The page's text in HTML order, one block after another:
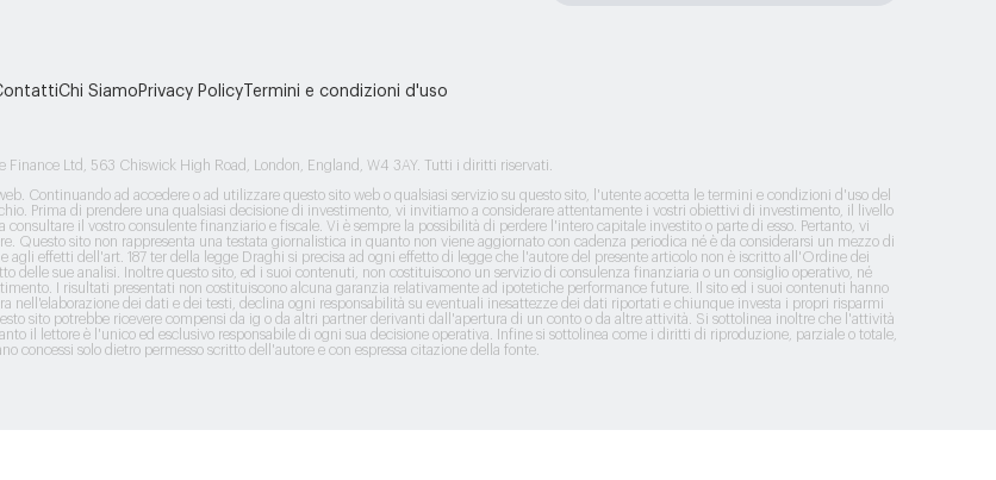
Chi Siamo Privacy PolicyTermini e condizioni d'uso
Finance Ltd, 563 Chiswick High Road, London, England, W4 3AY. Tutti i diritti riservati.
Continuando ad accedere o ad utilizzare questo sito web o qualsiasi servizio su questo sito, l'utente accetta le termini e condizioni d'uso del
Prima di prendere una qualsiasi decisione di investimento, vi invitiamo a considerare attentamente i vostri obiettivi di investimento, il livello
il vostro consulente finanziario e fiscale. Vi è sempre la possibilità di perdere l'intero capitale investito o parte di esso. Pertanto, vi
Questo sito non rappresenta una testata giornalistica in quanto non viene aggiornato con cadenza periodica né è da considerarsi un mezzo di
effetti dell'art. 187 ter della legge Draghi si precisa ad ogni effetto di legge che l'autore del presente articolo non è iscritto all'Ordine dei
delle sue analisi. Inoltre questo sito, ed i suoi contenuti, non costituiscono un servizio di consulenza finanziaria o un consiglio operativo, né
I risultati presentati non costituiscono alcuna garanzia relativamente ad ipotetiche performance future. Il sito ed i suoi contenuti hanno
nell'elaborazione dei dati e dei testi, declina ogni responsabilità su eventuali inesattezze dei dati riportati e chiunque investa i propri risparmi
sito potrebbe ricevere compensi da ig o da altri partner derivanti dall'apertura di un conto o da altre attività. Si sottolinea inoltre che l'attività
il lettore è l'unico ed esclusivo responsabile di ogni sua decisione operativa. Infine si sottolinea come i diritti di riproduzione, parziale o totale,
concessi solo dietro permesso scritto dell'autore e con espressa citazione della fonte.